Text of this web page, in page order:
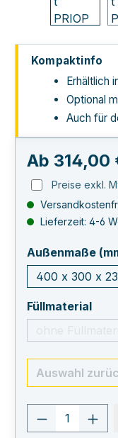
Kompaktinfo
Erhältlich
Optional
Auch für
Ab 314,00
Preise exkl.
Lieferzeit: 4-6
Außenmaße
400 x 300 x
Füllmaterial
Auswahl
Produkt